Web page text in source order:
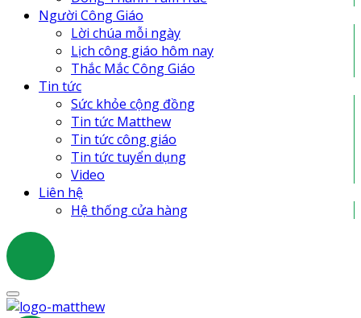
Cô Nhi Viện Thánh An Bùi Chu
Trung Tâm Khiếm Thị Nhật Hồng
Người Công Giáo
Lời chúa mỗi ngày
Lịch công giáo hôm nay
Thắc Mắc Công Giáo
Tin tức
Sức khỏe cộng đồng
Tin tức Matthew
Tin tức công giáo
Tin tức tuyển dụng
Video
Liên hệ
Hệ thống cửa hàng